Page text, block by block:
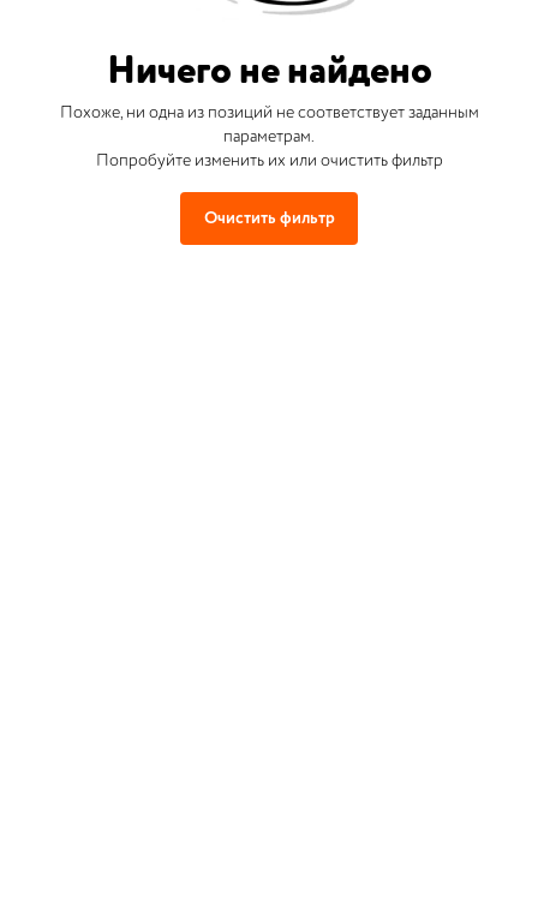
Ничего не найдено
Похоже, ни одна из позиций не соответствует заданным
параметрам.
Попробуйте изменить их или очистить фильтр
Очистить фильтр